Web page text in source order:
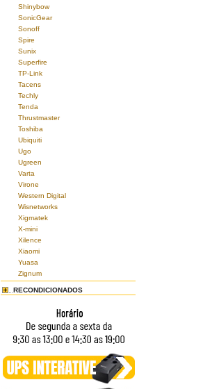
Shinybow
SonicGear
Sonoff
Spire
Sunix
Superfire
TP-Link
Tacens
Techly
Tenda
Thrustmaster
Toshiba
Ubiquiti
Ugo
Ugreen
Varta
Virone
Western Digital
Wisnetworks
Xigmatek
X-mini
Xilence
Xiaomi
Yuasa
Zignum
RECONDICIONADOS